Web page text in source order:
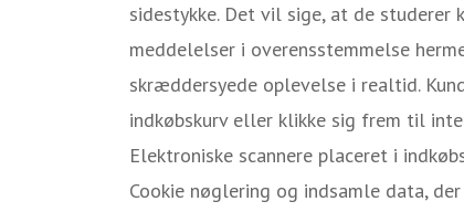
sidestykke. Det vil sige, at de
meddelelser i overensstemmelse
skræddersyede oplevelse i realtid.
indkøbskurv eller klikke sig frem til
Elektroniske scannere placeret i
Cookie nøglering og indsamle data,